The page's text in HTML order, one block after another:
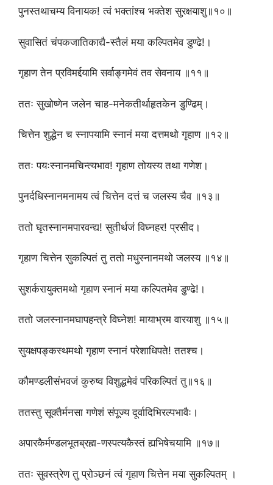
पुनस्तथाचम्य विनायक! त्वं भक्तांश्च भक्तेश सुरक्षयाशु॥१०॥
सुवासितं चंपकजातिकाद्यै-स्तैलं मया कल्पितमेव डुण्ढे!।
गृहाण तेन प्रविमर्द्दयामि सर्वाङ्गमेवं तव सेवनाय ॥११॥
ततः सुखोष्णेन जलेन चाह-मनेकतीर्थाहृतकेन डुण्ढिम्।
चित्तेन शुद्धेन च स्नापयामि स्नानं मया दत्तमथो गृहाण ॥१२॥
ततः पयःस्नानमचिन्त्यभाव! गृहाण तोयस्य तथा गणेश।
पुनर्दधिस्नानमनामय त्वं चित्तेन दत्तं च जलस्य चैव ॥१३॥
ततो घृतस्नानमपारवन्द्य! सुतीर्थजं विघ्नहर! प्रसीद।
गृहाण चित्तेन सुकल्पितं तु ततो मधुस्नानमथो जलस्य ॥१४॥
सुशर्करायुक्तमथो गृहाण स्नानं मया कल्पितमेव डुण्ढे!।
ततो जलस्नानमघापहन्त्रे विघ्नेश! मायाभ्रम वारयाशु ॥१५॥
सुयक्षपङ्कस्थमथो गृहाण स्नानं परेशाधिपते! ततश्च।
कौमण्डलीसंभवजं कुरुष्व विशुद्धमेवं परिकल्पितं तु॥१६॥
ततस्तु सूक्तैर्मनसा गणेशं संपूज्य दूर्वादिभिरल्पभावैः।
अपारकैर्मण्डलभूतब्रह्म-णस्पत्यकैस्तं ह्यभिषेचयामि ॥१७॥
ततः सुवस्त्रेण तु प्रोञ्छनं त्वं गृहाण चित्तेन मया सुकल्पितम् ।